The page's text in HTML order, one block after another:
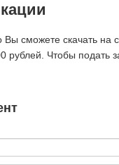
сможете скачать на
рублей. Чтобы подать